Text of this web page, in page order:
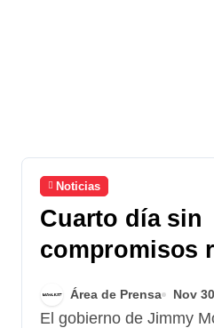
Noticias
Cuarto día sin
compromisos
Área de Prensa Nov
El gobierno de Jimmy Morales quiere darle